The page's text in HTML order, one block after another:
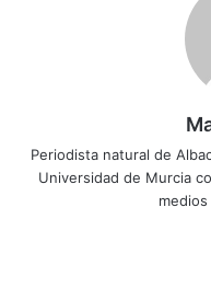
Periodista natural de
Universidad de Murcia